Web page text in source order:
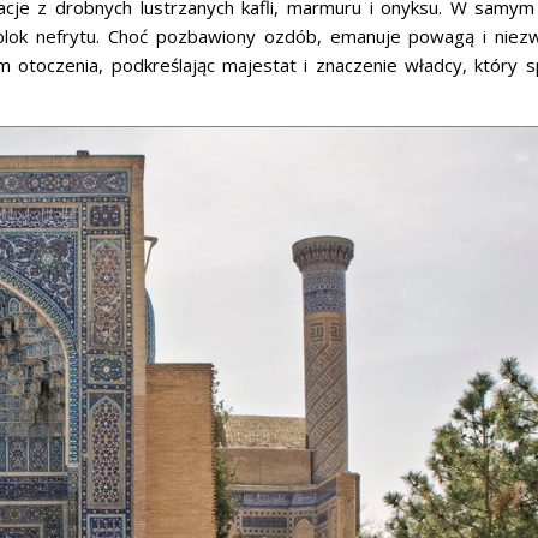
z drobnych lustrzanych kafli, marmuru i onyksu. W
nefrytu. Choć pozbawiony ozdób, emanuje powagą i
podkreślając majestat i znaczenie władcy, który